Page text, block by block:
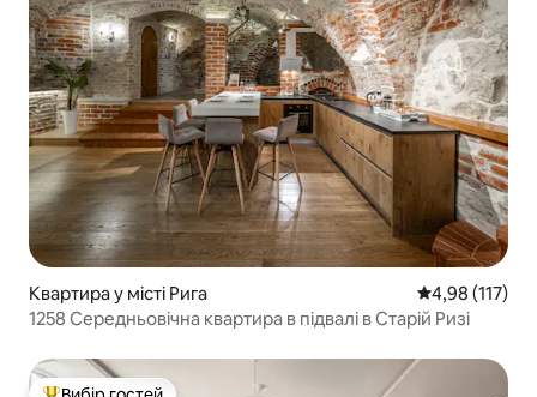
Квартира у місті Рига Середня
4,98 (117)
1258 Середньовічна квартира в підвалі в Старій Ризі